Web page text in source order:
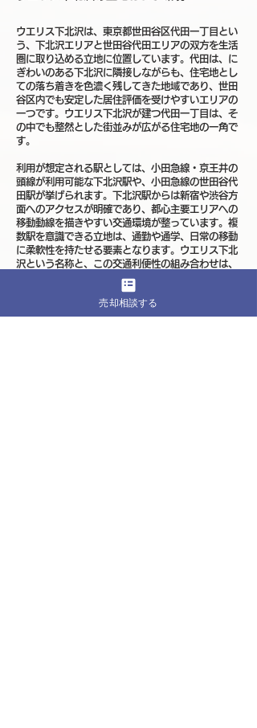
ウエリス下北沢は、東京都世田谷区代田一丁目とい
う、下北沢エリアと世田谷代田エリアの双方を生活
圏に取り込める立地に位置しています。代田は、に
ぎわいのある下北沢に隣接しながらも、住宅地とし
ての落ち着きを色濃く残してきた地域であり、世田
谷区内でも安定した居住評価を受けやすいエリアの
一つです。ウエリス下北沢が建つ代田一丁目は、そ
の中でも整然とした街並みが広がる住宅地の一角で
す。
利用が想定される駅としては、小田急線・京王井の
頭線が利用可能な下北沢駅や、小田急線の世田谷代
田駅が挙げられます。下北沢駅からは新宿や渋谷方
面へのアクセスが明確であり、都心主要エリアへの
移動動線を描きやすい交通環境が整っています。複
数駅を意識できる立地は、通勤や通学、日常の移動
に柔軟性を持たせる要素となります。ウエリス下北
沢という名称と、この交通利便性の組み合わせは、
都市近接型でありながら住宅地としての安定感を備
えた生活拠点という印象を自然に想起させます。
街の雰囲気としての代田一丁目周辺は、低層住宅や
売却相談する